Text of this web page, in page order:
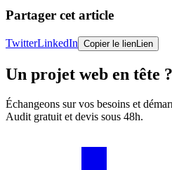
Partager cet article
TwitterLinkedIn Copier le lienLien
Un projet web en tête ?
Échangeons sur vos besoins et
Audit gratuit et devis sous 48h.